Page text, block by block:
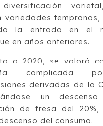
variedades tempranas,
la entrada en el
en años anteriores.
a 2020, se valoró
complicada
derivadas de la
un
de fresa del 20%,
del consumo.